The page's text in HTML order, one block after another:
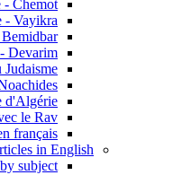
- Chemot
- Vayikra
Bemidbar
Devarim
Judaisme
d'Algérie
le Rav
français
in English
subject